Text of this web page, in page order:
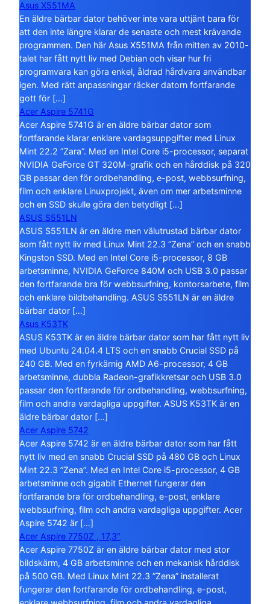
Asus X551MA
En äldre bärbar dator behöver inte vara uttjänt bara för
att den inte längre klarar de senaste och mest krävande
programmen. Den här Asus X551MA från mitten av 2010-
talet har fått nytt liv med Debian och visar hur fri
programvara kan göra enkel, åldrad hårdvara användbar
igen. Med rätt anpassningar räcker datorn fortfarande
gott för […]
Acer Aspire 5741G
Acer Aspire 5741G är en äldre bärbar dator som
fortfarande klarar enklare vardagsuppgifter med Linux
Mint 22.2 ”Zara”. Med en Intel Core i5-processor, separat
NVIDIA GeForce GT 320M-grafik och en hårddisk på 320
GB passar den för ordbehandling, e-post, webbsurfning,
film och enklare Linuxprojekt, även om mer arbetsminne
och en SSD skulle göra den betydligt […]
ASUS S551LN
ASUS S551LN är en äldre men välutrustad bärbar dator
som fått nytt liv med Linux Mint 22.3 ”Zena” och en snabb
Kingston SSD. Med en Intel Core i5-processor, 8 GB
arbetsminne, NVIDIA GeForce 840M och USB 3.0 passar
den fortfarande bra för webbsurfning, kontorsarbete, film
och enklare bildbehandling. ASUS S551LN är en äldre
bärbar dator […]
Asus K53TK
ASUS K53TK är en äldre bärbar dator som har fått nytt liv
med Ubuntu 24.04.4 LTS och en snabb Crucial SSD på
240 GB. Med en fyrkärnig AMD A6-processor, 4 GB
arbetsminne, dubbla Radeon-grafikkretsar och USB 3.0
passar den fortfarande för ordbehandling, webbsurfning,
film och andra vardagliga uppgifter. ASUS K53TK är en
äldre bärbar dator […]
Acer Aspire 5742
Acer Aspire 5742 är en äldre bärbar dator som har fått
nytt liv med en snabb Crucial SSD på 480 GB och Linux
Mint 22.3 ”Zena”. Med en Intel Core i5-processor, 4 GB
arbetsminne och gigabit Ethernet fungerar den
fortfarande bra för ordbehandling, e-post, enklare
webbsurfning, film och andra vardagliga uppgifter. Acer
Aspire 5742 är […]
Acer Aspire 7750Z , 17,3″
Acer Aspire 7750Z är en äldre bärbar dator med stor
bildskärm, 4 GB arbetsminne och en mekanisk hårddisk
på 500 GB. Med Linux Mint 22.3 ”Zena” installerat
fungerar den fortfarande för ordbehandling, e-post,